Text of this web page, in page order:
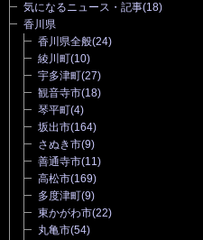
気になるニュース・記事(18)
香川県
香川県全般(24)
綾川町(10)
宇多津町(27)
観音寺市(18)
琴平町(4)
坂出市(164)
さぬき市(9)
善通寺市(11)
高松市(169)
多度津町(9)
東かがわ市(22)
丸亀市(54)